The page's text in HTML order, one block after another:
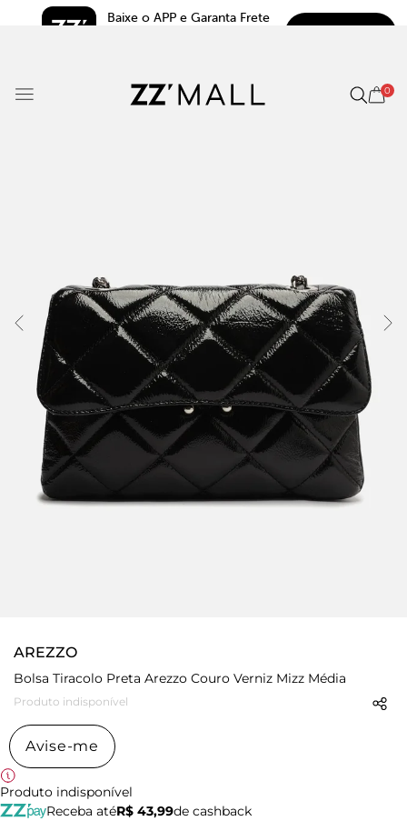
Baixe o APP e Garanta Frete
0
AREZZO
Bolsa Tiracolo Preta Arezzo Couro Verniz Mizz Média
Produto indisponível
Avise-me
Produto indisponível
Receba atéR$ 43,99de cashback